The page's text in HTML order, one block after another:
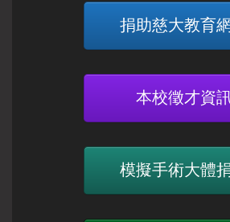
捐助慈大教育
本校徵才資
模擬手術大體